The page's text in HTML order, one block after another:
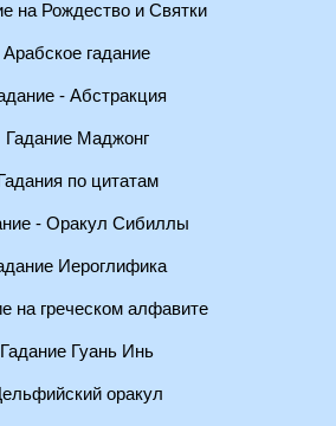
на Рождество и Святки
Арабское гадание
- Абстракция
Гадание Маджонг
Гадания по цитатам
- Оракул Сибиллы
Иероглифика
на греческом алфавите
Гадание Гуань Инь
оракул